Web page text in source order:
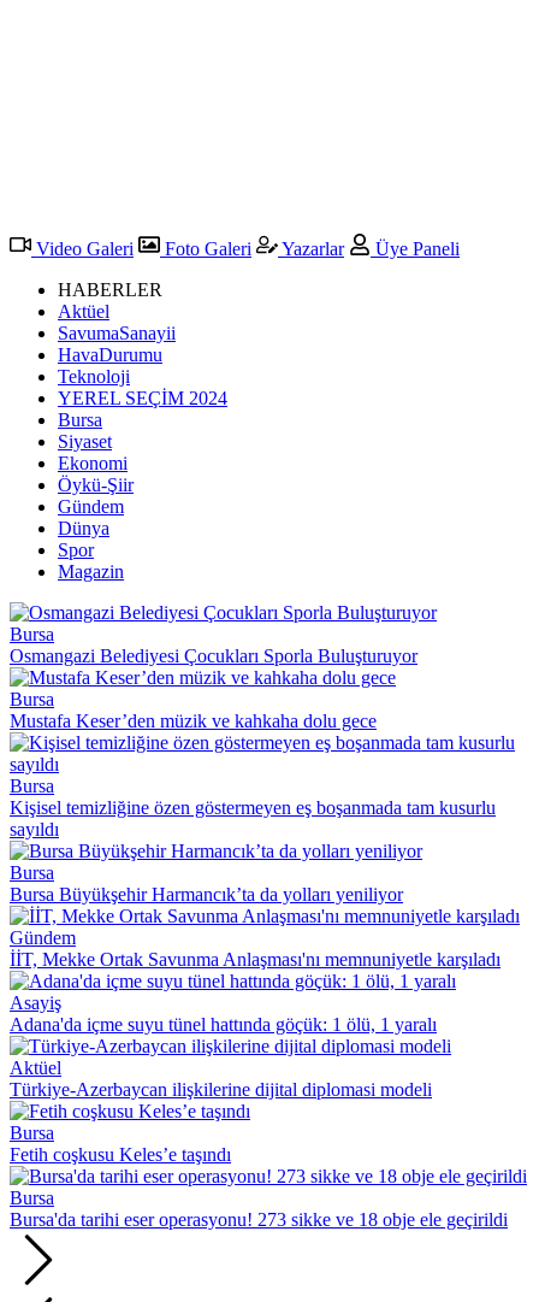
Video Galeri Foto Galeri Yazarlar
Üye Paneli
HABERLER
Aktüel
SavumaSanayii
HavaDurumu
Teknoloji
YEREL SEÇİM 2024
Bursa
Siyaset
Ekonomi
Öykü-Şiir
Gündem
Dünya
Spor
Magazin
Bursa
Osmangazi Belediyesi Çocukları Sporla Buluşturuyor
Bursa
Mustafa Keser’den müzik ve kahkaha dolu gece
Bursa
Kişisel temizliğine özen göstermeyen eş boşanmada tam kusurlu
sayıldı
Bursa
Bursa Büyükşehir Harmancık’ta da yolları yeniliyor
Gündem
İİT, Mekke Ortak Savunma Anlaşması'nı memnuniyetle karşıladı
Asayiş
Adana'da içme suyu tünel hattında göçük: 1 ölü, 1 yaralı
Aktüel
Türkiye-Azerbaycan ilişkilerine dijital diplomasi modeli
Bursa
Fetih coşkusu Keles’e taşındı
Bursa
Bursa'da tarihi eser operasyonu! 273 sikke ve 18 obje ele geçirildi